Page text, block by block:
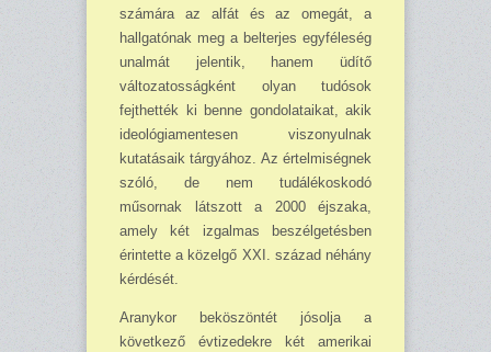
szá­mára az alfát és az omegát, a
hallgatónak meg a belterjes egyféleség
unalmát jelentik, ha­nem üdítő
változatosságként olyan tudósok
fejthették ki benne gondolataikat, akik
ideo­lógia­mentesen viszonyulnak
kutatásaik tárgyá­hoz. Az értelmiségnek
szóló, de nem tudálé­koskodó
műsornak látszott a 2000 éjszaka,
amely két izgalmas beszélgetésben
érintette a közelgő XXI. század néhány
kérdését.
Aranykor beköszöntét jósolja a
következő évtizedekre két amerikai